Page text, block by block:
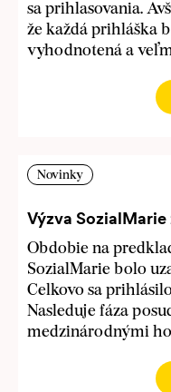
sa prihlasovania.
že každá prihláška
vyhodnotená a
Novinky
Výzva SozialMarie
Obdobie na
SozialMarie bolo
Celkovo sa
Nasleduje fáza
medzinárodnými